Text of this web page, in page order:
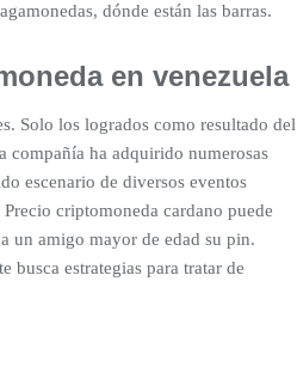
dónde están las barras.
en venezuela
Solo los logrados como resultado del
compañía ha adquirido numerosas
escenario de diversos eventos
criptomoneda cardano puede
un amigo mayor de edad su pin.
busca estrategias para tratar de